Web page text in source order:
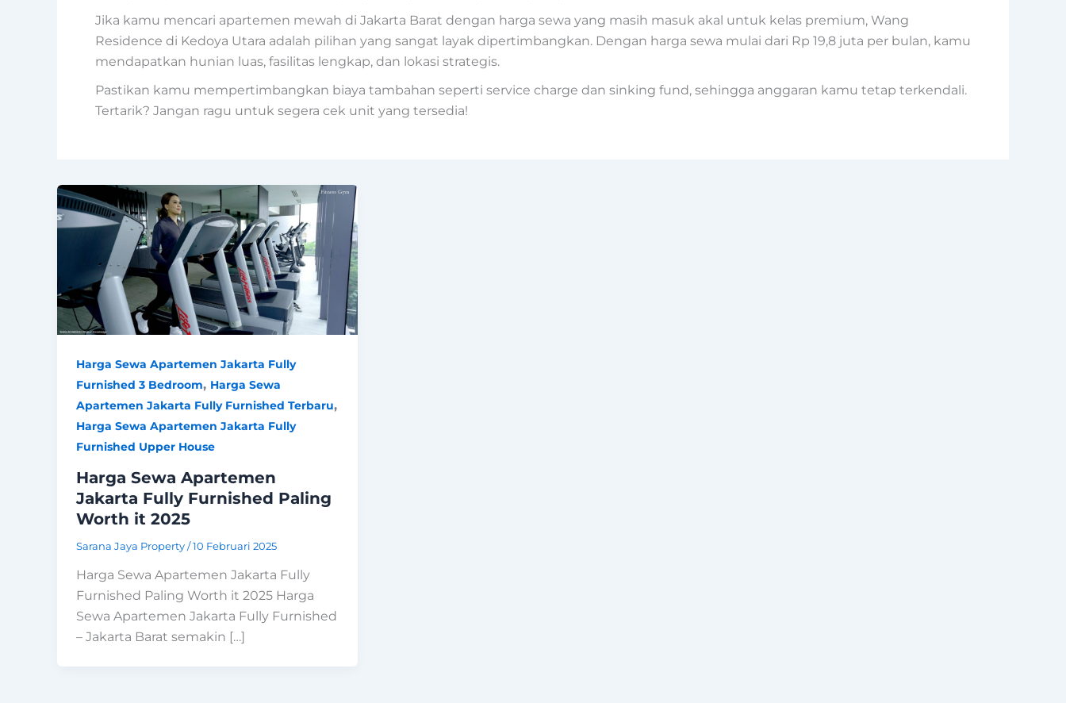
Jika kamu mencari apartemen mewah di Jakarta Barat dengan harga sewa yang masih masuk akal untuk kelas premium, Wang
Residence di Kedoya Utara adalah pilihan yang sangat layak dipertimbangkan. Dengan harga sewa mulai dari Rp 19,8 juta per bulan, kamu
mendapatkan hunian luas, fasilitas lengkap, dan lokasi strategis.
Pastikan kamu mempertimbangkan biaya tambahan seperti service charge dan sinking fund, sehingga anggaran kamu tetap terkendali.
Tertarik? Jangan ragu untuk segera cek unit yang tersedia!
Harga Sewa Apartemen Jakarta Fully
Furnished 3 Bedroom, Harga Sewa
Apartemen Jakarta Fully Furnished Terbaru,
Harga Sewa Apartemen Jakarta Fully
Furnished Upper House
Harga Sewa Apartemen
Jakarta Fully Furnished Paling
Worth it 2025
Sarana Jaya Property/10 Februari 2025
Harga Sewa Apartemen Jakarta Fully
Furnished Paling Worth it 2025 Harga
Sewa Apartemen Jakarta Fully Furnished
– Jakarta Barat semakin […]